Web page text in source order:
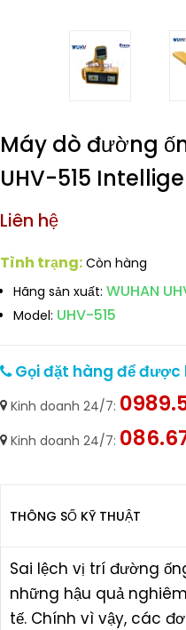
Máy dò đường
UHV-515
Liên hệ
Tình trạng: Còn hàng
Hãng sản xuất: WUHAN
Model: UHV-515
Gọi đặt hàng để
Kinh doanh 24/7:
Kinh doanh 24/7:
THÔNG SỐ KỸ THUẬT
Sai lệch vị trí đường
những hậu quả
tế. Chính vì vậy, các